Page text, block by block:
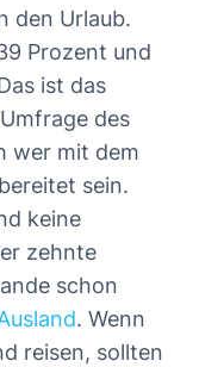
den Urlaub.
Prozent und
ist das
des
wer mit dem
sein.
keine
zehnte
schon
. Wenn
reisen, sollten